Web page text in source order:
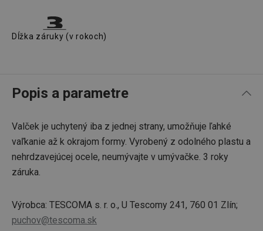
Dĺžka záruky (v rokoch)
Popis a parametre
Valček je uchytený iba z jednej strany, umožňuje ľahké
vaľkanie až k okrajom formy. Vyrobený z odolného plastu a
nehrdzavejúcej ocele, neumývajte v umývačke. 3 roky
záruka.
Výrobca: TESCOMA s. r. o., U Tescomy 241, 760 01 Zlín;
puchov@tescoma.sk